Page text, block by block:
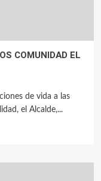
COMUNIDAD EL
de vida a las
el Alcalde,...